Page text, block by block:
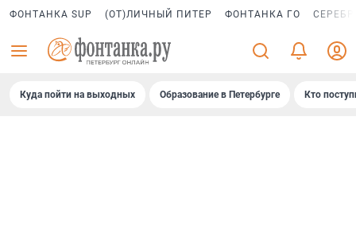
ФОНТАНКА SUP (ОТ)ЛИЧНЫЙ ПИТЕР ФОНТАНКА ГО
Куда пойти на выходных Образование в Петербурге Кто